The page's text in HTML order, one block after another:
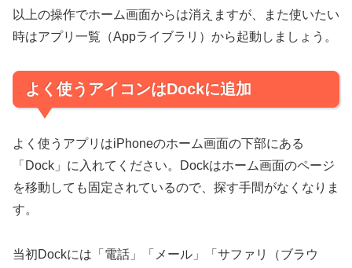
以上の操作でホーム画面からは消えますが、また使いたい
時はアプリ一覧（Appライブラリ）から起動しましょう。
よく使うアイコンはDockに追加
よく使うアプリはiPhoneのホーム画面の下部にある
「Dock」に入れてください。Dockはホーム画面のページ
を移動しても固定されているので、探す手間がなくなりま
す。
当初Dockには「電話」「メール」「サファリ（ブラウ